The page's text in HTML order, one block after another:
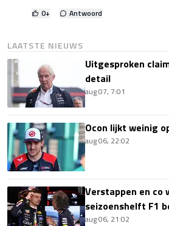
0+ Antwoord
LAATSTE NIEUWS
Uitgesproken
detail
aug 07, 7:01
Ocon lijkt weinig
aug 06, 22:02
Verstappen en co
seizoenshelft F1
aug 06, 21:02